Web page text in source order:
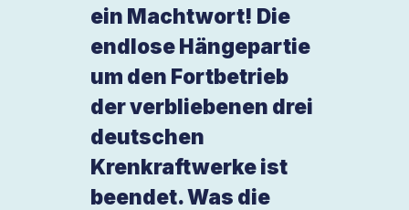
ein Machtwort! Die
endlose Hängepartie
um den Fortbetrieb
der verbliebenen drei
deutschen
Krenkraftwerke ist
beendet. Was die